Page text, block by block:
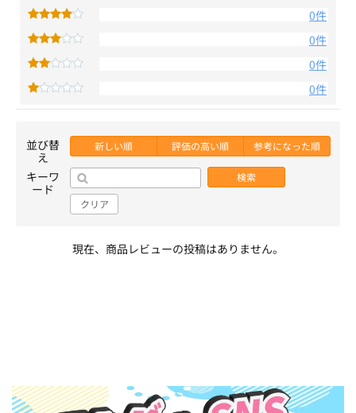
0件
0件
0件
0件
並び替
え
新しい順 評価の高い順 参考になった順
キーワ
ード
検索
クリア
現在、商品レビューの投稿はありません。